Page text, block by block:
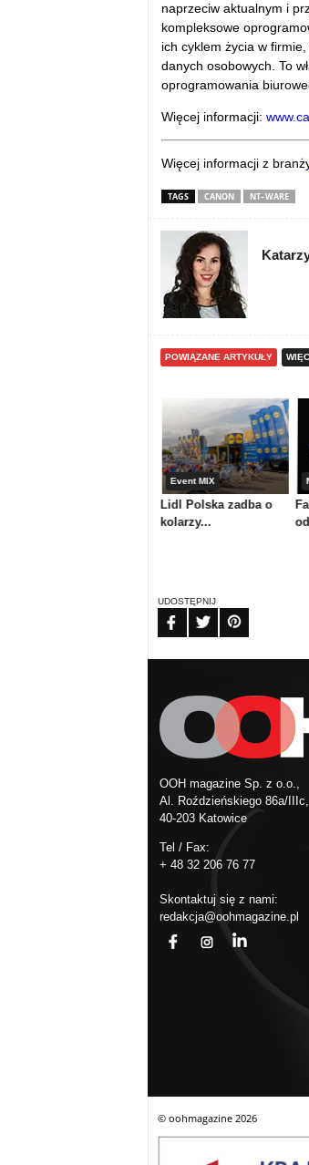
naprzeciw aktualnym i
kompleksowe
ich cyklem życia w
danych osobowych. To
oprogramowania
Więcej informacji:
Więcej informacji z
TAGS CANON NT–WARE
POWIĄZANE ARTYKUŁY
Event MIX
Lidl Polska zadba o
kolarzy...
UDOSTĘPNIJ
OOH magazine Sp. z o.o.,
Al. Roździeńskiego 86a/IIIc,
40-203 Katowice
Tel / Fax:
+ 48 32 206 76 77
Skontaktuj się z nami:
redakcja@oohmagazine.pl
© oohmagazine2026